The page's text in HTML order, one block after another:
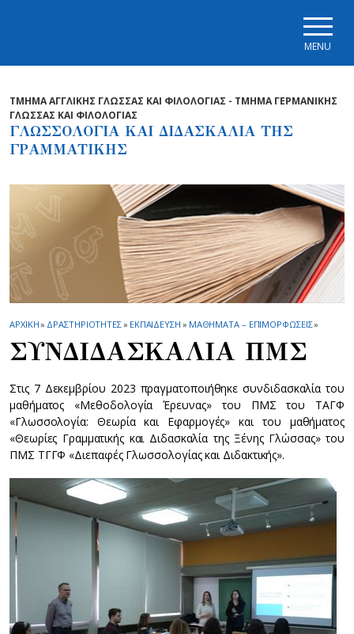
MENU
ΤΜΗΜΑ ΑΓΓΛΙΚΗΣ ΓΛΩΣΣΑΣ ΚΑΙ ΦΙΛΟΛΟΓΙΑΣ - ΤΜΗΜΑ ΓΕΡΜΑΝΙΚΗΣ
ΓΛΩΣΣΑΣ ΚΑΙ ΦΙΛΟΛΟΓΙΑΣ
ΓΛΩΣΣΟΛΟΓΙΑ ΚΑΙ ΔΙΔΑΣΚΑΛΙΑ ΤΗΣ
ΓΡΑΜΜΑΤΙΚΗΣ
ΑΡΧΙΚΗ» ΔΡΑΣΤΗΡΙΟΤΗΤΕΣ» ΕΚΠΑΙΔΕΥΣΗ » ΜΑΘΗΜΑΤΑ – ΕΠΙΜΟΡΦΩΣΕΙΣ»
ΣΥΝΔΙΔΑΣΚΑΛΙΑ ΠΜΣ
Στις 7 Δεκεμβρίου 2023 πραγματοποιήθηκε συνδιδασκαλία του
μαθήματος «Μεθοδολογία Έρευνας» του ΠΜΣ του ΤΑΓΦ
«Γλωσσολογία: Θεωρία και Εφαρμογές» και του μαθήματος
«Θεωρίες Γραμματικής και Διδασκαλία της Ξένης Γλώσσας» του
ΠΜΣ ΤΓΓΦ «Διεπαφές Γλωσσολογίας και Διδακτικής».